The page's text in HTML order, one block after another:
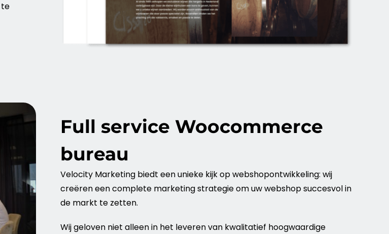
Full service Woocommerce
bureau
Velocity Marketingbiedt een unieke kijk op webshopontwikkeling: wij
creëren een complete marketingstrategie om uwwebshopsuccesvol in
de markt te zetten.
Wij geloven niet alleen in het leveren van kwalitatief hoogwaardige